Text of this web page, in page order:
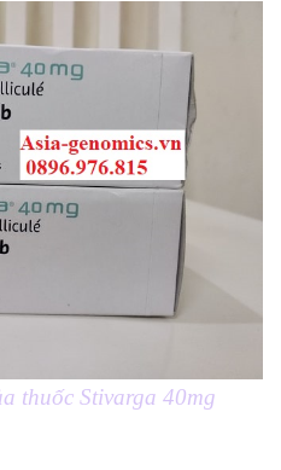
thuốc Stivarga 40mg